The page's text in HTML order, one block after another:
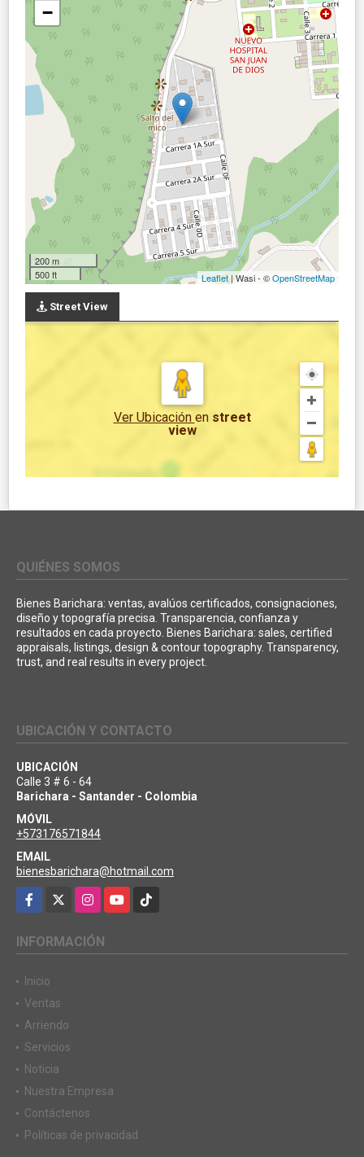
−
200 m
500 ft
Leaflet | Wasi - ©OpenStreetMap
Street View
Ver Ubicación en street
view
QUIÉNES SOMOS
Bienes Barichara: ventas, avalúos certificados, consignaciones,
diseño y topografía precisa. Transparencia, confianza y
resultados en cada proyecto. Bienes Barichara: sales, certified
appraisals, listings, design & contour topography. Transparency,
trust, and real results in every project.
UBICACIÓN Y CONTACTO
UBICACIÓN
Calle 3 # 6 - 64
Barichara - Santander - Colombia
MÓVIL
+573176571844
EMAIL
bienesbarichara@hotmail.com
Facebook
InstagramYouTubeTikTok
INFORMACIÓN
Inicio
Ventas
Arriendo
Servicios
Noticia
Nuestra Empresa
Contáctenos
Políticas de privacidad